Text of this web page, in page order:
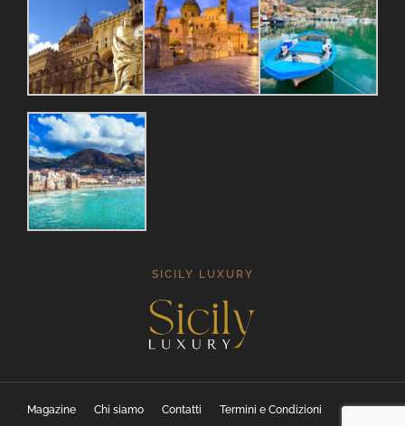
SICILY LUXURY
Magazine Chi siamo Contatti Termini e Condizioni